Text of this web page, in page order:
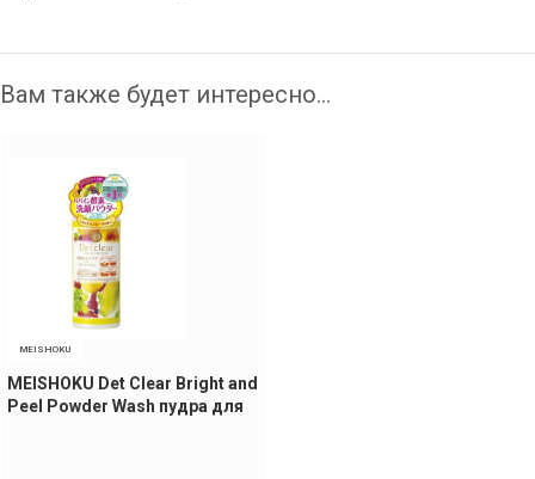
Вам также будет интересно…
MEISHOKU
MEISHOKU Det Clear Bright and
Peel Powder Wash пудра для